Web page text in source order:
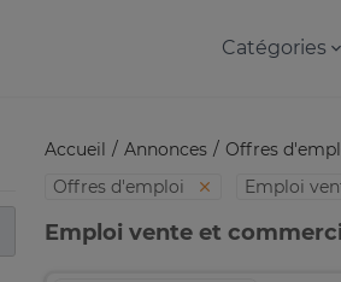
Catégories
Accueil Annonces Offres
Offres d'emploi
Emploi
Emploi vente et